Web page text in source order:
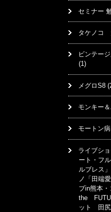
セミナー
タケノコ
ビンテー
(1)
メグロS8
モンキー
モートン
ライブシ
ート・フ
ルブレス
ノ「田端
ブin熊本
the
ット 田